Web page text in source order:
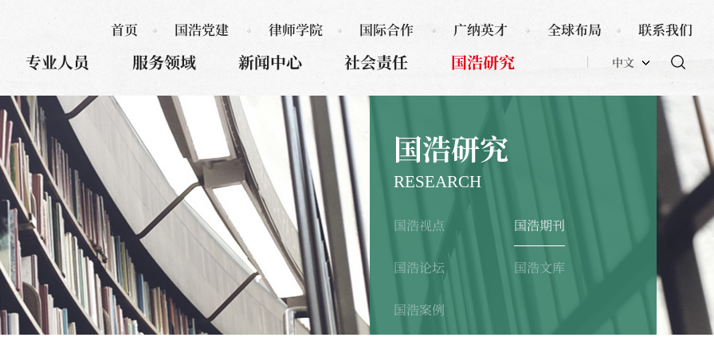
专业人员 服务领域 新闻中心 社会责任 国浩研究 中文
首页 国浩党建 律师学院 国际合作 广纳英才 全球布局 联系我们
国浩研究
RESEARCH
国浩视点 国浩期刊
国浩论坛 国浩文库
国浩案例